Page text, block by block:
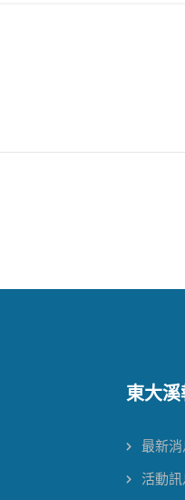
東大溪
最新消
活動訊